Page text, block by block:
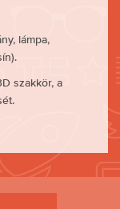
lámpa,
szakkör, a